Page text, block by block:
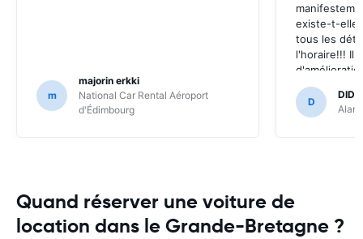
m
majorin erkki
National Car Rental Aéroport
d'Édimbourg
existe-t-elle
tous les
l'horaire!!! Il
possible
tout de
véhicule
D
Quand réserver une voiture de
location dans le Grande-Bretagne ?